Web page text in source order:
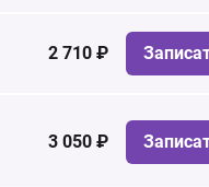
2 710 ₽
3 050 ₽